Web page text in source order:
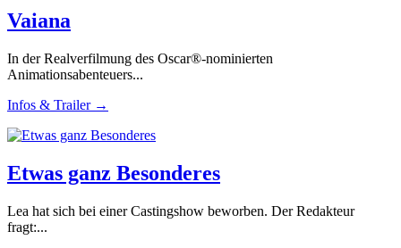
Vaiana
In der Realverfilmung des Oscar®-nominierten
Animationsabenteuers...
Infos & Trailer →
Etwas ganz Besonderes
Lea hat sich bei einer Castingshow beworben. Der Redakteur
fragt:...